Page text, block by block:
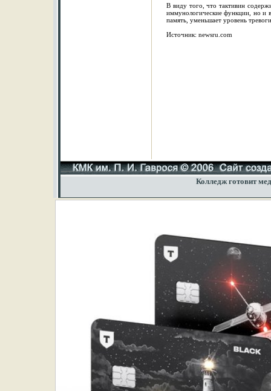
В виду того, что тактивин
иммунологические функции, но и
память, уменьшает уровень
Источник: newsru.com
Колледж готовит